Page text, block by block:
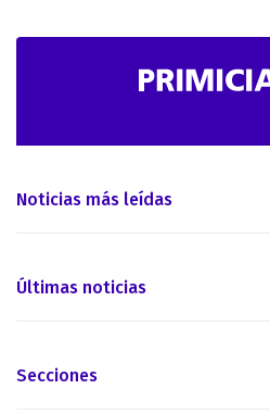
Noticias más leídas
Últimas noticias
Secciones